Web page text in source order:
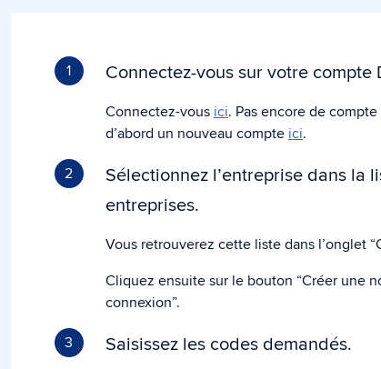
1 Connectez-vous sur votre compte
Connectez-vous ici. Pas encore de compte
d’abord un nouveau compte ici.
2
Sélectionnez l’entreprise dans la
entreprises.
Vous retrouverez cette liste dans l’onglet
Cliquez ensuite sur le bouton “Créer une
connexion”.
3
Saisissez les codes demandés.